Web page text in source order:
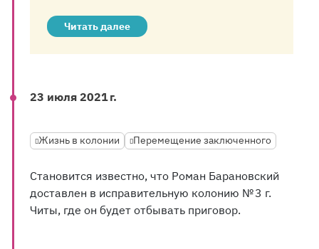
Читать далее
23 июля 2021 г.
Жизнь в колонии Перемещение заключенного
Становится известно, что Роман Барановский
доставлен в исправительную колонию № 3 г.
Читы, где он будет отбывать приговор.